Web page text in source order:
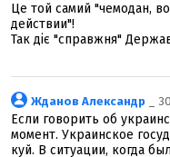
Це той самий "чемодан,
действии"!
Так діє "справжня"
Жданов Александр _
Если говорить об
момент. Украинское
куй. В ситуации, когда